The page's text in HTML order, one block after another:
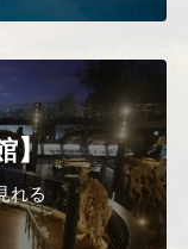
】
れる